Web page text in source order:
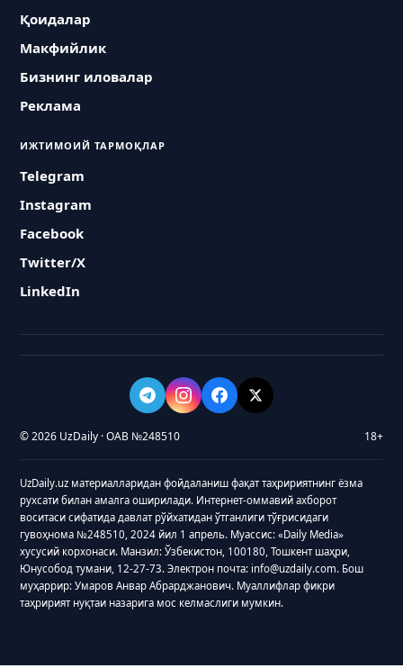
Қоидалар
Макфийлик
Бизнинг иловалар
Реклама
ИЖТИМОИЙ ТАРМОҚЛАР
Telegram
Instagram
Facebook
Twitter/X
LinkedIn
© 2026 UzDaily · ОАВ №248510 18+
UzDaily.uz материалларидан фойдаланиш фақат таҳририятнинг ёзма
рухсати билан амалга оширилади. Интернет-оммавий ахборот
воситаси сифатида давлат рўйхатидан ўтганлиги тўғрисидаги
гувоҳнома №248510, 2024 йил 1 апрель. Муассис: «Daily Media»
хусусий корхонаси. Манзил: Ўзбекистон, 100180, Тошкент шаҳри,
Юнусобод тумани, 12-27-73. Электрон почта: info@uzdaily.com. Бош
муҳаррир: Умаров Анвар Абрарджанович. Муаллифлар фикри
таҳририят нуқтаи назарига мос келмаслиги мумкин.